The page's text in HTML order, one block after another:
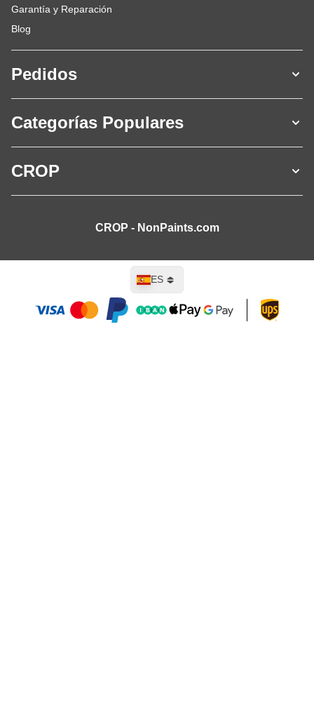
Garantía y Reparación
Blog
Pedidos
Categorías Populares
CROP
CROP - NonPaints.com
Lenguaje
ES